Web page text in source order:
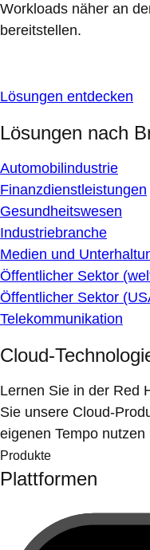
Workloads näher an
bereitstellen.
Lösungen entdecken
Lösungen nach
Automobilindustrie
Finanzdienstleistungen
Gesundheitswesen
Industriebranche
Medien und
Öffentlicher Sektor
Öffentlicher Sektor
Telekommunikation
Cloud-
Lernen Sie in der Red
Sie unsere Cloud-
eigenen Tempo nutzen
Produkte
Plattformen